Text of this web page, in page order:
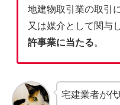
地建物取引業の取引
又は媒介として関与
許事業に当たる。
宅建業者が